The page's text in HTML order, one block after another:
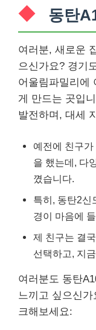
동탄
여러분, 새로운
으신가요? 경기
어울림파밀리에
게 만드는 곳입
발전하며, 대세
예전에 친구
을 했는데, 다
꼈습니다.
특히, 동탄2신
경이 마음에
제 친구는 결
선택하고, 지
여러분도 동탄
느끼고 싶으신
크해보세요: